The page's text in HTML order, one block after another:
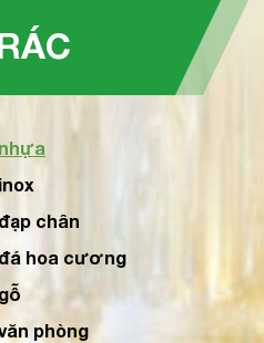
chân
hoa cương
phòng
660 Lít 4 Bánh Xe Giá Tốt
x 710 x 1210 mm